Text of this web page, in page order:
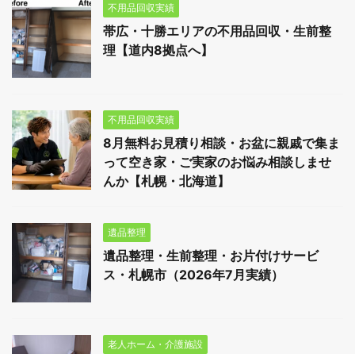
不用品回収実績
帯広・十勝エリアの不用品回収・生前整
理【道内8拠点へ】
不用品回収実績
8月無料お見積り相談・お盆に親戚で集ま
って空き家・ご実家のお悩み相談しませ
んか【札幌・北海道】
遺品整理
遺品整理・生前整理・お片付けサービ
ス・札幌市（2026年7月実績）
老人ホーム・介護施設